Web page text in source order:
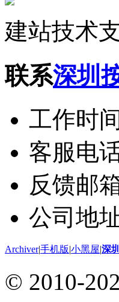
建站技术
联系深圳
工作时
客服电
反馈邮
公司地
Archiver|手机版|小黑屋|深
© 2010-